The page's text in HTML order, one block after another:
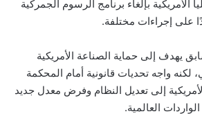
الأمريكية بإلغاء برنامج الرسوم الجمركية
على إجراءات مختلفة.
يهدف إلى حماية الصناعة الأمريكية
لكنه واجه تحديات قانونية أمام المحكمة
الأمريكية إلى تعديل النظام وفرض معدل جديد